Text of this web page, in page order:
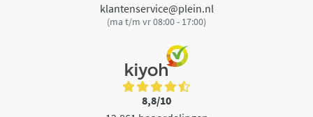
klantenservice@plein.nl
(ma t/m vr 08:00 - 17:00)
8,8/10